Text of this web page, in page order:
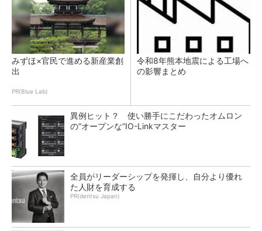
みずほ×官民で進める新産業創
出
PR(Blue Lab)
令和8年熊本地震による工場へ
の影響まとめ
異例ヒット？ 使い勝手にこだわったオムロン
の“オープンな”IO-Linkマスター
全員がリーダーシップを発揮し、自分より優れ
た人財を育成する
PR(dentsu Japan)